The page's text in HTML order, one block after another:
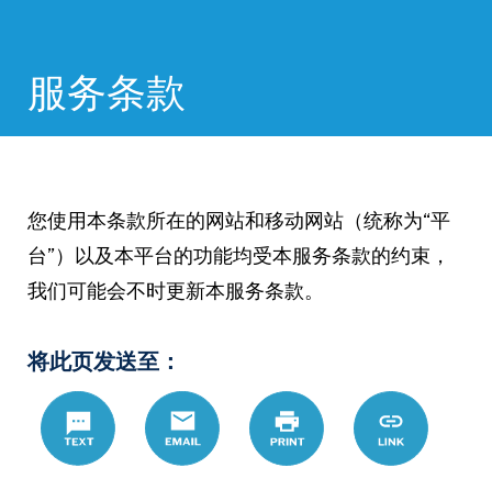
服务条款
您使用本条款所在的网站和移动网站（统称为“平
台”）以及本平台的功能均受本服务条款的约束，
我们可能会不时更新本服务条款。
将此页发送至：
Text
Email Print
https://
hans/
Link